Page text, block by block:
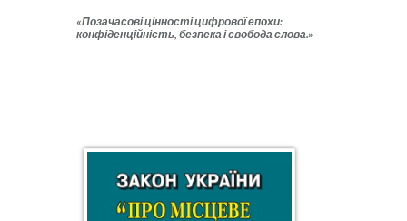
«Позачасові цінності цифрової епохи:
конфіденційність, безпека і свобода слова.»